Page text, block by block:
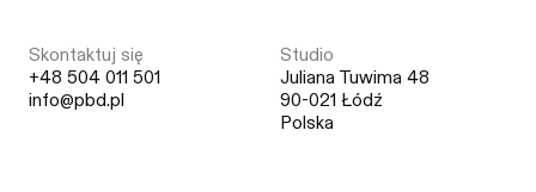
Skontaktuj się
+48 504 011 501
info@pbd.pl
Studio
Juliana Tuwima 48
90-021 Łódź
Polska